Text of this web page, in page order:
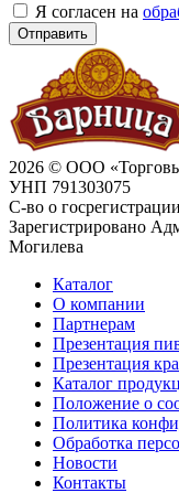
Я согласен на
Отправить
2026 © ООО
УНП 791303075
С-во о
Зарегистрировано
Могилева
Каталог
О компании
Партнерам
Презентация
Презентация
Каталог
Положение о
Политика
Обработка
Новости
Контакты